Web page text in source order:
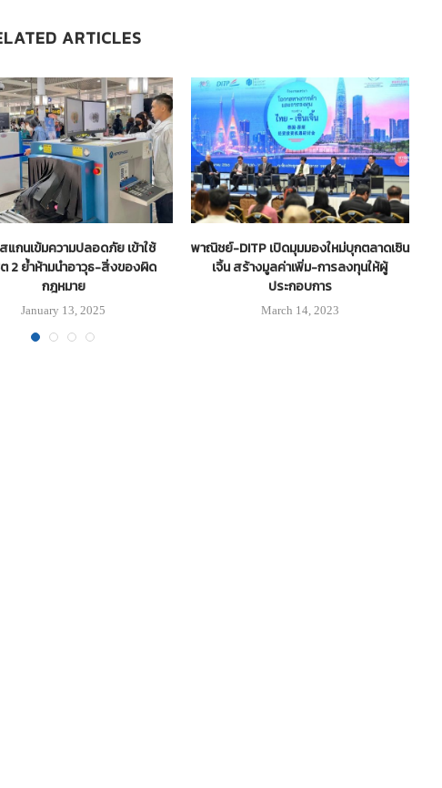
ARTICLES
แกนเข้มความปลอดภัย เข้าใช้
2 ย้ำห้ามนำอาวุธ-สิ่งของผิด
กฎหมาย
January 13, 2025
พาณิชย์-DITP เปิดมุมมองใหม่บุกตลาดเซิน
เจิ้น สร้างมูลค่าเพิ่ม-การลงทุนให้ผู้
ประกอบการ
March 14, 2023